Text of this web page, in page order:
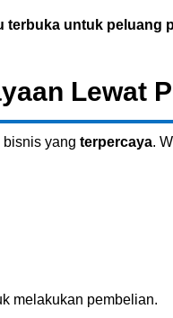
terbuka untuk peluang
Lewat
bisnis yangterpercaya.
melakukan pembelian.